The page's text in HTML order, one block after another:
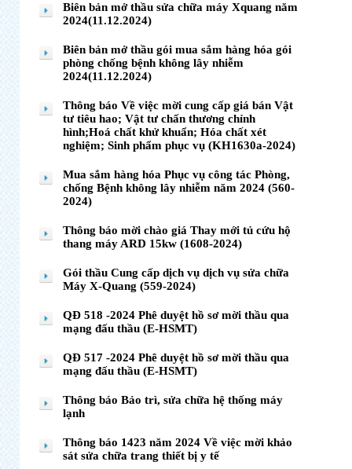
Biên bản mở thầu sửa chữa máy Xquang năm
2024(11.12.2024)
Biên bản mở thầu gói mua sắm hàng hóa gói
phòng chống bệnh không lây nhiễm
2024(11.12.2024)
Thông báo Về việc mời cung cấp giá bán Vật
tư tiêu hao; Vật tư chấn thương chỉnh
hình;Hoá chất khử khuẩn; Hóa chất xét
nghiệm; Sinh phẩm phục vụ (KH1630a-2024)
Mua sắm hàng hóa Phục vụ công tác Phòng,
chống Bệnh không lây nhiễm năm 2024 (560-
2024)
Thông báo mời chào giá Thay mới tủ cứu hộ
thang máy ARD 15kw (1608-2024)
Gói thầu Cung cấp dịch vụ dịch vụ sửa chữa
Máy X-Quang (559-2024)
QĐ 518 -2024 Phê duyệt hồ sơ mời thầu qua
mạng đấu thầu (E-HSMT)
QĐ 517 -2024 Phê duyệt hồ sơ mời thầu qua
mạng đấu thầu (E-HSMT)
Thông báo Bảo trì, sửa chữa hệ thống máy
lạnh
Thông báo 1423 năm 2024 Về việc mời khảo
sát sửa chữa trang thiết bị y tế